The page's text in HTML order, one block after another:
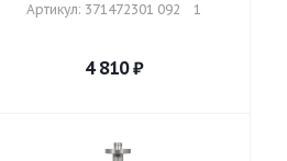
Артикул: 371472301 092    1
4 810₽